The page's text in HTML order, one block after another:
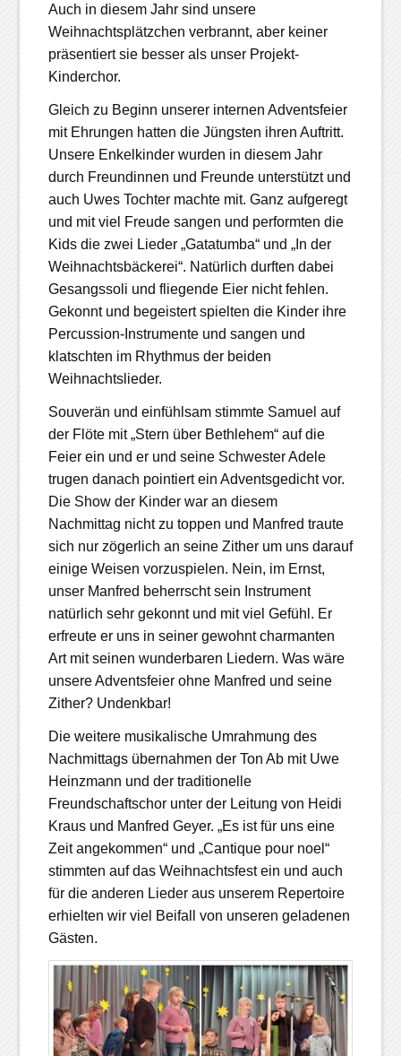
Auch in diesem Jahr sind unsere
Weihnachtsplätzchen verbrannt, aber keiner
präsentiert sie besser als unser Projekt-
Kinderchor.
Gleich zu Beginn unserer internen Adventsfeier
mit Ehrungen hatten die Jüngsten ihren Auftritt.
Unsere Enkelkinder wurden in diesem Jahr
durch Freundinnen und Freunde unterstützt und
auch Uwes Tochter machte mit. Ganz aufgeregt
und mit viel Freude sangen und performten die
Kids die zwei Lieder „Gatatumba“ und „In der
Weihnachtsbäckerei“. Natürlich durften dabei
Gesangssoli und fliegende Eier nicht fehlen.
Gekonnt und begeistert spielten die Kinder ihre
Percussion-Instrumente und sangen und
klatschten im Rhythmus der beiden
Weihnachtslieder.
Souverän und einfühlsam stimmte Samuel auf
der Flöte mit „Stern über Bethlehem“ auf die
Feier ein und er und seine Schwester Adele
trugen danach pointiert ein Adventsgedicht vor.
Die Show der Kinder war an diesem
Nachmittag nicht zu toppen und Manfred traute
sich nur zögerlich an seine Zither um uns darauf
einige Weisen vorzuspielen. Nein, im Ernst,
unser Manfred beherrscht sein Instrument
natürlich sehr gekonnt und mit viel Gefühl. Er
erfreute er uns in seiner gewohnt charmanten
Art mit seinen wunderbaren Liedern. Was wäre
unsere Adventsfeier ohne Manfred und seine
Zither? Undenkbar!
Die weitere musikalische Umrahmung des
Nachmittags übernahmen der Ton Ab mit Uwe
Heinzmann und der traditionelle
Freundschaftschor unter der Leitung von Heidi
Kraus und Manfred Geyer. „Es ist für uns eine
Zeit angekommen“ und „Cantique pour noel“
stimmten auf das Weihnachtsfest ein und auch
für die anderen Lieder aus unserem Repertoire
erhielten wir viel Beifall von unseren geladenen
Gästen.